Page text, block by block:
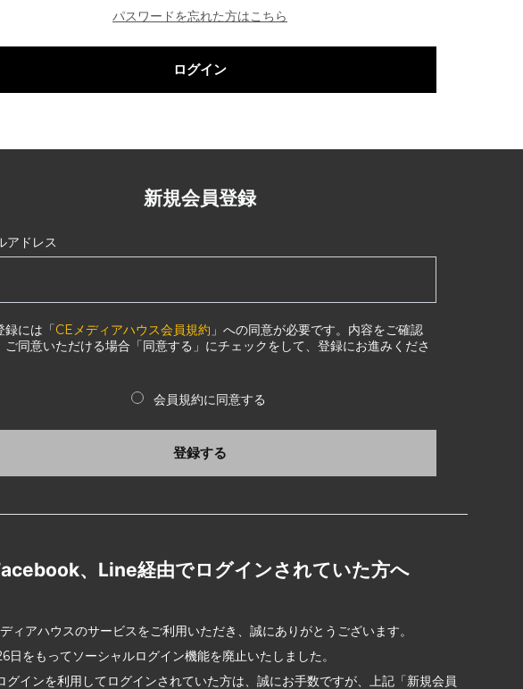
パスワードを忘れた方はこちら
ログイン
新規会員登録
アドレス
録には「CEメディアハウス会員規約 」への同意が必要です。内容をご確認
ご同意いただける場合「同意する」にチェックをして、登録にお進みくださ
会員規約に同意する
登録する
、Line経由でログインされていた方へ
ィアハウスのサービスをご利用いただき、誠にありがとうございます。
日をもってソーシャルログイン機能を廃止いたしました。
グインを利用してログインされていた方は、誠にお手数ですが、上記「新規会員